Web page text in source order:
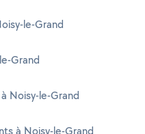
le-Grand
Grand
Noisy-le-Grand
à Noisy-le-Grand